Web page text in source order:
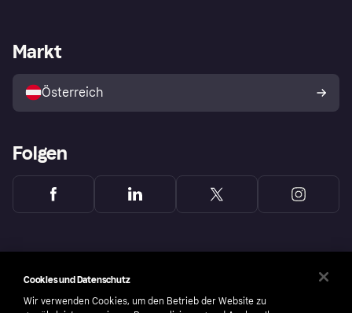
Shops entdecken
Händlerportal
Markt
Österreich
Folgen
Cookies und Datenschutz
Wir verwenden Cookies, um den Betrieb der Website zu